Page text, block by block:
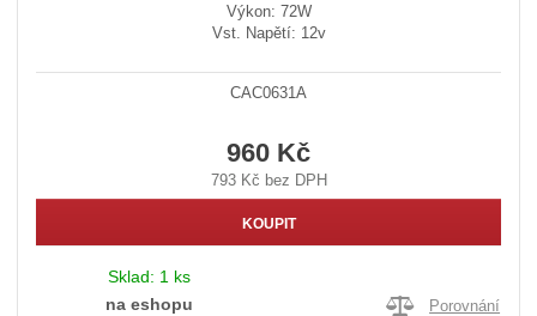
Výkon: 72W
Vst. Napětí: 12v
CAC0631A
960 Kč
793 Kč bez DPH
KOUPIT
Sklad: 1 ks
na eshopu
Porovnání